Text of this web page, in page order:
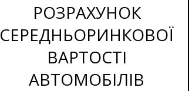
РОЗРАХУНОК
СЕРЕДНЬОРИНКОВОЇ
ВАРТОСТІ
АВТОМОБІЛІВ